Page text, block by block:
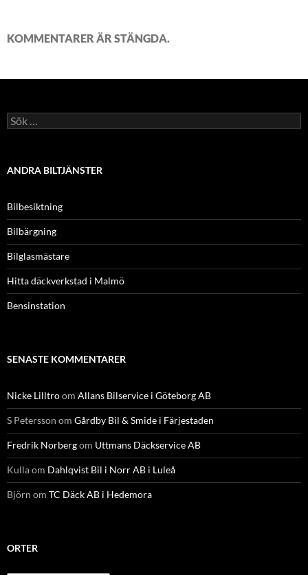
KOMMENTARER ÄR STÄNGDA.
Sök
efter:
ANDRA BILTJÄNSTER
Bilbesiktning
Bilbärgning
Bilglasmästare
Hitta däckverkstad i Malmö
Bensinstation
SENASTE KOMMENTARER
Nicke Lilltroom Allans Bilservice i Göteborg AB
S Petersson om Gårdby Bil & Smide i Färjestaden
Fredrik Norbergom Uttmans Däckservice AB
Kullaom Dahlqvist Bil i Norr AB i Luleå
Björn om TC Däck AB i Hedemora
ORTER